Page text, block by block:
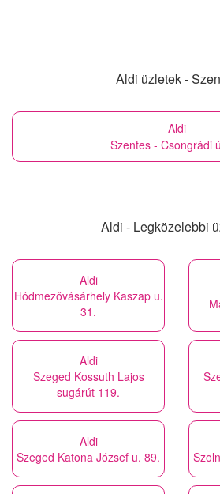
Aldi üzletek -
Aldi
Szentes - Csongrádi
Aldi - Legközelebbi
Aldi
Hódmezővásárhely Kaszap u.
31.
Aldi
Szeged Kossuth Lajos
sugárút 119.
Aldi
Szeged Katona József u. 89.